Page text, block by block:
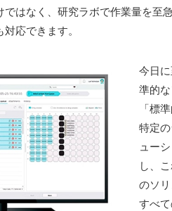
はなく、研究ラボで作業量を至
応できます。
今日
準的
「標
特定
ュー
し、
のソ
すべ